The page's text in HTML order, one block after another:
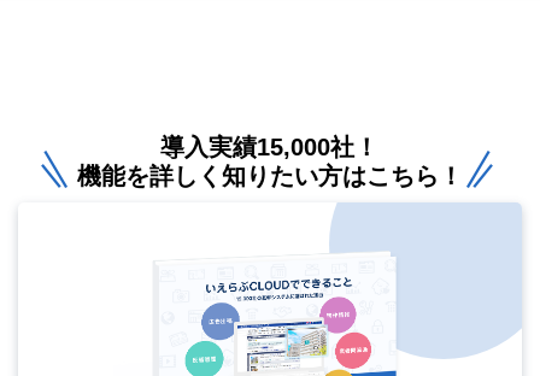
導入実績15,000社！
機能を詳しく知りたい方はこちら！